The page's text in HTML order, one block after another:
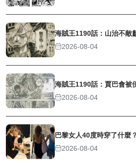
海賊王1190話：山治不敵
2026-08-04
海賊王1190話：賈巴會被
2026-08-04
巴黎女人40度時穿了什麼？
2026-08-04